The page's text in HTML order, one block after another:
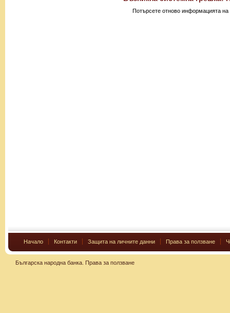
Потърсете отново информацията на
Начало Контакти Защита на личните данни Права за ползване
Българска народна банка. Права за ползване